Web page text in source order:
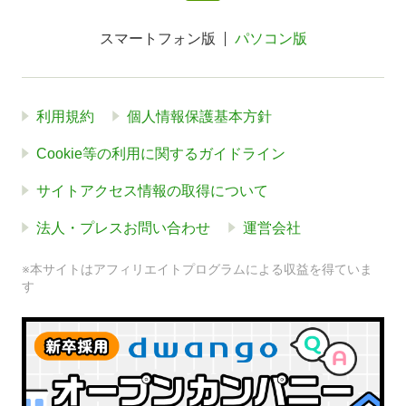
スマートフォン版 パソコン版
利用規約 個人情報保護基本方針
Cookie等の利用に関するガイドライン
サイトアクセス情報の取得について
法人・プレスお問い合わせ 運営会社
※本サイトはアフィリエイトプログラムによる収益を得ていま
す